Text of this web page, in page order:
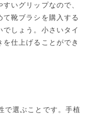
いグリップなので、
靴ブラシを購入する
しょう。小さいタイ
仕上げることができ
選ぶことです。手植